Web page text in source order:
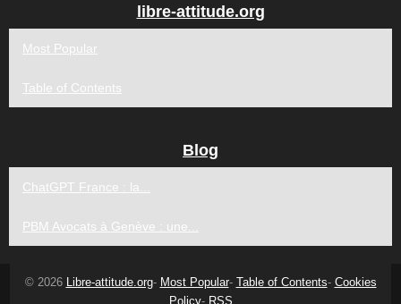
libre-attitude.org
Most Popular
Table of Contents
Blog
ChatGPT France : la...
PBM Avocats à Genève : une...
© 2026 Libre-attitude.org- Most Popular- Table of Contents- Cookies
Policy- RSS